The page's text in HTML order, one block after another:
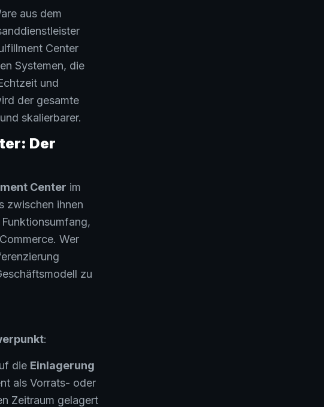
aus dem
Center
Systemen, die
und
der gesamte
skalierbarer.
Der
Center im
zwischen ihnen
Wer
zu
:
die Einlagerung
als Vorrats- oder
Zeitraum gelagert